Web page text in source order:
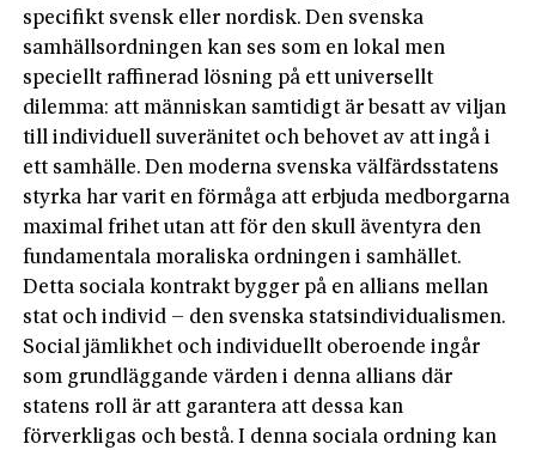
specifikt svensk eller nordisk. Den svenska
samhällsordningen kan ses som en lokal men
speciellt raffinerad lösning på ett universellt
dilemma: att människan samtidigt är besatt av viljan
till individuell suveränitet och behovet av att ingå i
ett samhälle. Den moderna svenska välfärdsstatens
styrka har varit en förmåga att erbjuda medborgarna
maximal frihet utan att för den skull äventyra den
fundamentala moraliska ordningen i samhället.
Detta sociala kontrakt bygger på en allians mellan
stat och individ – den svenska statsindividualismen.
Social jämlikhet och individuellt oberoende ingår
som grundläggande värden i denna allians där
statens roll är att garantera att dessa kan
förverkligas och bestå. I denna sociala ordning kan